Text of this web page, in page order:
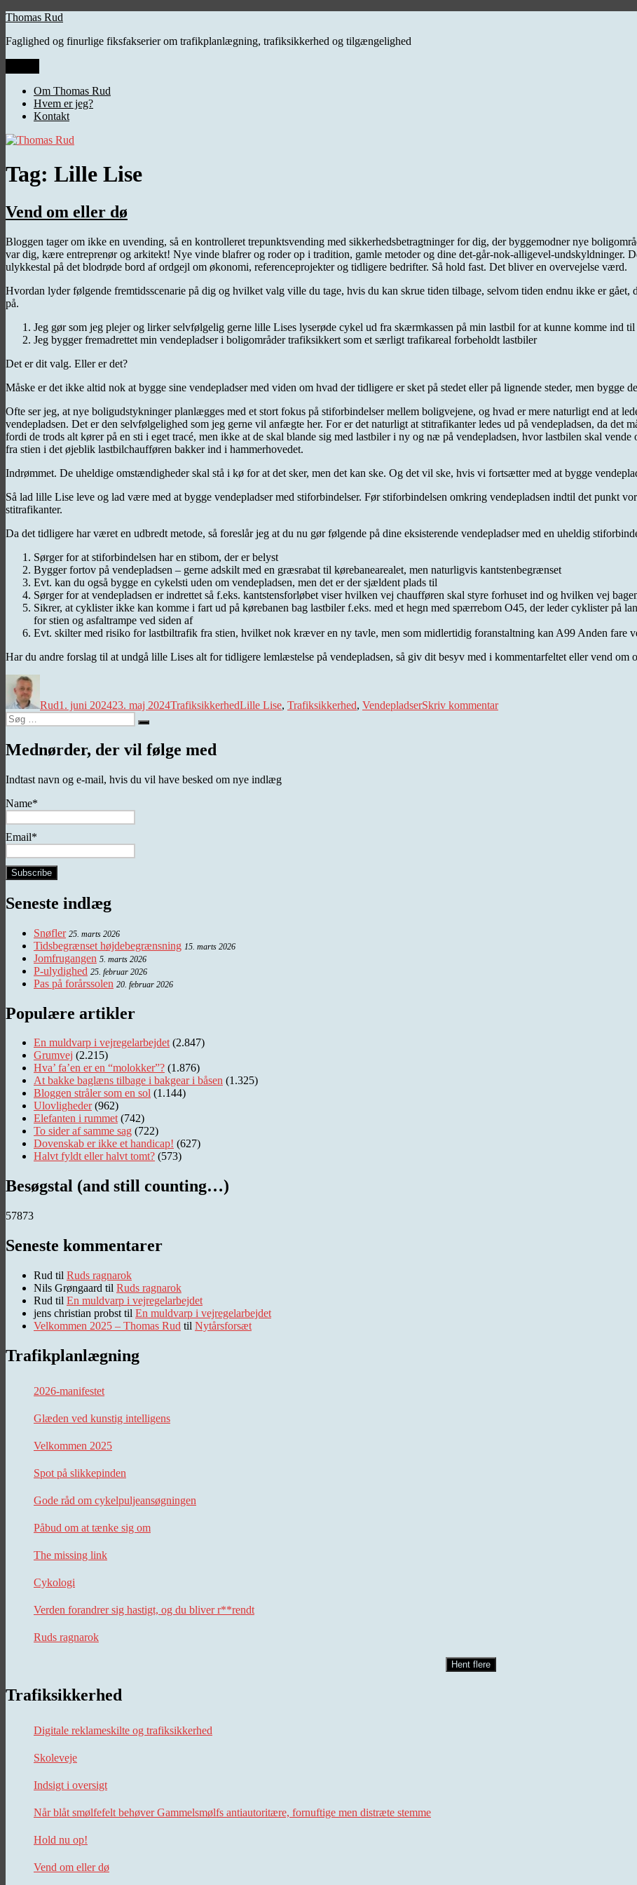
Videre
indhold
Thomas Rud
Faglighed og finurlige fiksfakserier om trafikplanlægning, trafiksikkerhed og tilgængelighed
Om Thomas Rud
Hvem er jeg?
Kontakt
Tag: Lille Lise
Vend om eller dø
Bloggen tager om ikke en uvending, så en kontrolleret trepunktsvending med sikkerhedsbetragtninger for dig, der byggemodner nye
var dig, kære entreprenør og arkitekt! Nye vinde blafrer og roder op i tradition, gamle metoder og dine det-går-nok-alligevel-undskyldninger.
ulykkestal på det blodrøde bord af ordgejl om økonomi, referenceprojekter og tidligere bedrifter. Så hold fast. Det bliver en overvejelse værd.
Hvordan lyder følgende fremtidsscenarie på dig og hvilket valg ville du tage, hvis du kan skrue tiden tilbage, selvom tiden endnu ikke er
på.
Jeg gør som jeg plejer og lirker selvfølgelig gerne lille Lises lyserøde cykel ud fra skærmkassen på min lastbil for at kunne komme ind
Jeg bygger fremadrettet min vendepladser i boligområder trafiksikkert som et særligt trafikareal forbeholdt lastbiler
Det er dit valg. Eller er det?
Måske er det ikke altid nok at bygge sine vendepladser med viden om hvad der tidligere er sket på stedet eller på lignende steder, men bygge
Ofte ser jeg, at nye boligudstykninger planlægges med et stort fokus på stiforbindelser mellem boligvejene, og hvad er mere naturligt end at
vendepladsen. Det er den selvfølgelighed som jeg gerne vil anfægte her. For er det naturligt at stitrafikanter ledes ud på vendepladsen, da det
fordi de trods alt kører på en sti i eget tracé, men ikke at de skal blande sig med lastbiler i ny og næ på vendepladsen, hvor lastbilen skal
fra stien i det øjeblik lastbilchaufføren bakker ind i hammerhovedet.
Indrømmet. De uheldige omstændigheder skal stå i kø for at det sker, men det kan ske. Og det vil ske, hvis vi fortsætter med at bygge
Så lad lille Lise leve og lad være med at bygge vendepladser med stiforbindelser. Før stiforbindelsen omkring vendepladsen indtil det punkt
stitrafikanter.
Da det tidligere har været en udbredt metode, så foreslår jeg at du nu gør følgende på dine eksisterende vendepladser med en uheldig
Sørger for at stiforbindelsen har en stibom, der er belyst
Bygger fortov på vendepladsen – gerne adskilt med en græsrabat til kørebanearealet, men naturligvis kantstenbegrænset
Evt. kan du også bygge en cykelsti uden om vendepladsen, men det er der sjældent plads til
Sørger for at vendepladsen er indrettet så f.eks. kantstensforløbet viser hvilken vej chaufføren skal styre forhuset ind og hvilken vej
Sikrer, at cyklister ikke kan komme i fart ud på kørebanen bag lastbiler f.eks. med et hegn med spærrebom O45, der leder cyklister på
for stien og asfaltrampe ved siden af
Evt. skilter med risiko for lastbiltrafik fra stien, hvilket nok kræver en ny tavle, men som midlertidig foranstaltning kan A99 Anden fare
Har du andre forslag til at undgå lille Lises alt for tidligere lemlæstelse på vendepladsen, så giv dit besyv med i kommentarfeltet eller vend om
Rud1. juni 202423. maj 2024TrafiksikkerhedLille Lise, Trafiksikkerhed, VendepladserSkriv kommentarom
Søg
efter:
Søg
Mednørder, der vil følge med
Indtast navn og e-mail, hvis du vil have besked om nye indlæg
Name*
Email*
Seneste indlæg
Snøfler 25. marts 2026
Tidsbegrænset højdebegrænsning 15. marts 2026
Jomfrugangen 5. marts 2026
P-ulydighed 25. februar 2026
Pas på forårssolen 20. februar 2026
Populære artikler
En muldvarp i vejregelarbejdet (2.847)
Grumvej (2.215)
Hva’ fa’en er en “molokker”? (1.876)
At bakke baglæns tilbage i bakgear i båsen (1.325)
Bloggen stråler som en sol (1.144)
Ulovligheder (962)
Elefanten i rummet (742)
To sider af samme sag (722)
Dovenskab er ikke et handicap! (627)
Halvt fyldt eller halvt tomt? (573)
Besøgstal (and still counting…)
57873
Seneste kommentarer
Rud til Ruds ragnarok
Nils Grøngaard til Ruds ragnarok
Rud til En muldvarp i vejregelarbejdet
jens christian probst til En muldvarp i vejregelarbejdet
Velkommen 2025 – Thomas Rud til Nytårsforsæt
Trafikplanlægning
2026-manifestet
Glæden ved kunstig intelligens
Velkommen 2025
Spot på slikkepinden
Gode råd om cykelpuljeansøgningen
Påbud om at tænke sig om
The missing link
Cykologi
Verden forandrer sig hastigt, og du bliver r**rendt
Ruds ragnarok
Hent flere
Trafiksikkerhed
Digitale reklameskilte og trafiksikkerhed
Skoleveje
Indsigt i oversigt
Når blåt smølfefelt behøver Gammelsmølfs antiautoritære, fornuftige men distræte stemme
Hold nu op!
Vend om eller dø